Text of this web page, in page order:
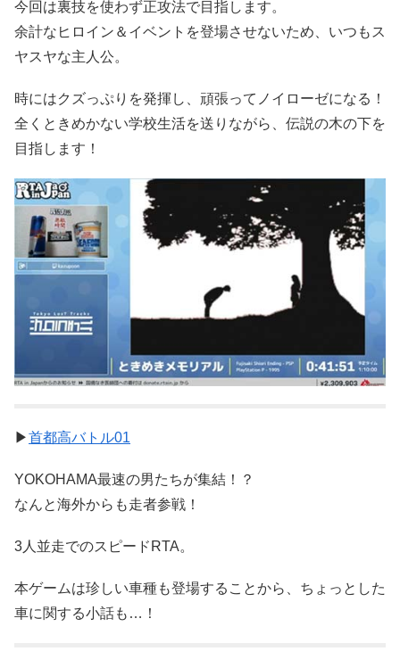
今回は裏技を使わず正攻法で目指します。
余計なヒロイン＆イベントを登場させないため、いつもス
ヤスヤな主人公。
時にはクズっぷりを発揮し、頑張ってノイローゼになる！
全くときめかない学校生活を送りながら、伝説の木の下を
目指します！
▶首都高バトル01
YOKOHAMA最速の男たちが集結！？
なんと海外からも走者参戦！
3人並走でのスピードRTA。
本ゲームは珍しい車種も登場することから、ちょっとした
車に関する小話も…！